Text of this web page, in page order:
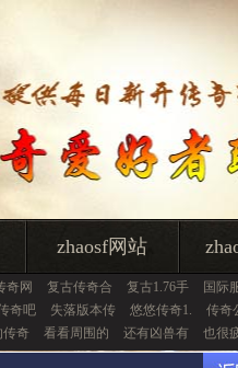
zhaosf网站
奇网 复古传奇合 复古1.76手 国际
奇吧 失落版本传 悠悠传奇1. 传奇
传奇 看看周围的 还有凶兽有 也很